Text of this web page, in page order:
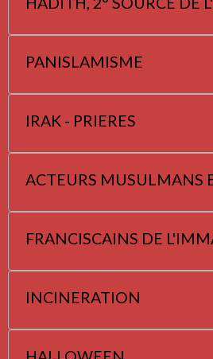
PANISLAMISME
IRAK - PRIERES
ACTEURS MUSULMANS
FRANCISCAINS DE
INCINERATION